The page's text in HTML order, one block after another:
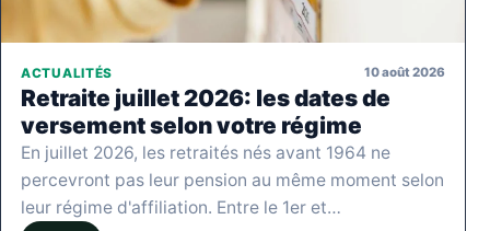
ACTUALITÉS 10 août 2026
Retraite juillet 2026: les dates de
versement selon votre régime
En juillet 2026, les retraités nés avant 1964 ne
percevront pas leur pension au même moment selon
leur régime d'affiliation. Entre le 1er et…